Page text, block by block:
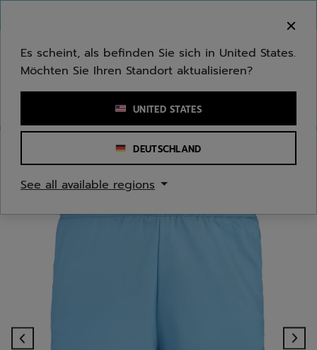
Stichwort oder Artikelnummer eingeben
Es scheint, als befinden Sie sich in United States.
Möchten Sie Ihren Standort aktualisieren?
UNITED STATES
DEUTSCHLAND
See all available regions